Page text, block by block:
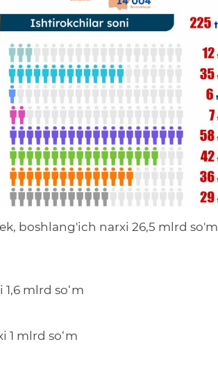
boshlang'ich narxi 26,5 mlrd so'm
mlrd so‘m
1 mlrd so‘m